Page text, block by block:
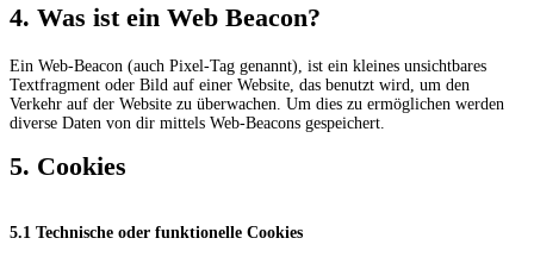
4. Was ist ein Web Beacon?
Ein Web-Beacon (auch Pixel-Tag genannt), ist ein kleines unsichtbares
Textfragment oder Bild auf einer Website, das benutzt wird, um den
Verkehr auf der Website zu überwachen. Um dies zu ermöglichen werden
diverse Daten von dir mittels Web-Beacons gespeichert.
5. Cookies
5.1 Technische oder funktionelle Cookies